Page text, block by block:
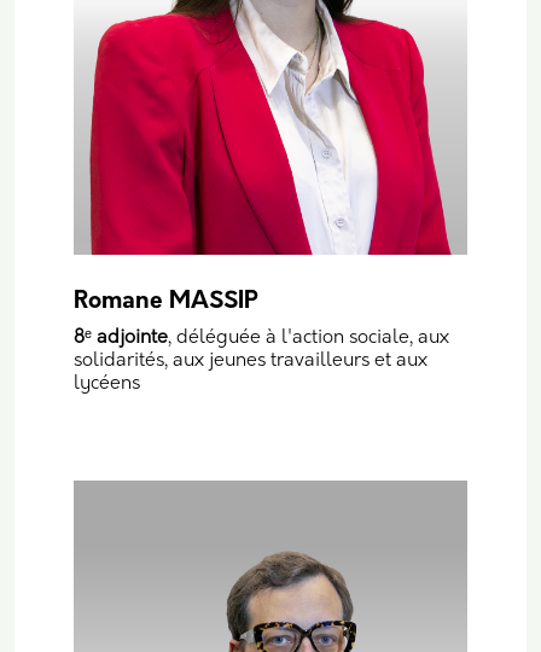
Romane MASSIP
8ᵉ adjointe, déléguée à l'action sociale, aux
solidarités, aux jeunes travailleurs et aux
lycéens